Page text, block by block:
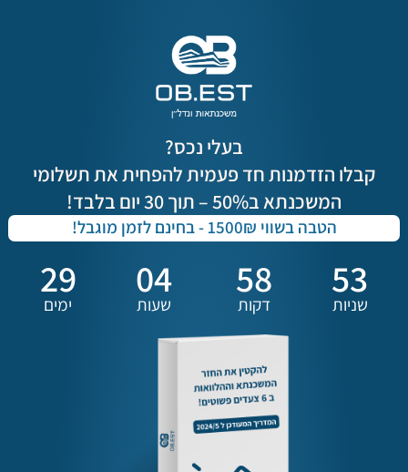
בעלי נכס?
קבלו הזדמנות חד פעמית להפחית את תשלומי
המשכנתא ב50% – תוך 30 יום בלבד!
הטבה בשווי 1500₪ - בחינם לזמן מוגבל!
29
ימים
04
שעות
58
דקות
52
שניות